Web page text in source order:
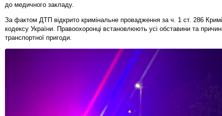
до медичного закладу.
За фактом ДТП відкрито кримінальне провадження за ч. 1 ст. 286
кодексу України. Правоохоронці встановлюють усі обставини та
транспортної пригоди.